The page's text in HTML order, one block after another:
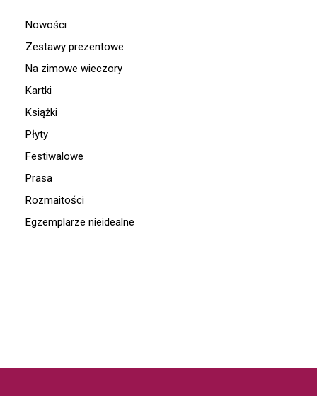
Nowości
Zestawy prezentowe
Na zimowe wieczory
Kartki
Książki
Płyty
Festiwalowe
Prasa
Rozmaitości
Egzemplarze nieidealne